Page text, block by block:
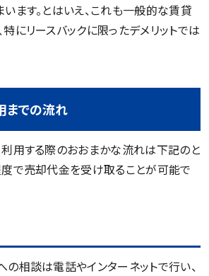
ます。とはいえ、これも一般的な賃貸
にリースバックに限ったデメリットでは
までの流れ
利用する際のおおまかな流れは下記のと
度で売却代金を受け取ることが可能で
の相談は電話やインターネットで行い、